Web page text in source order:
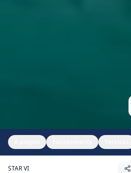
STAR VI